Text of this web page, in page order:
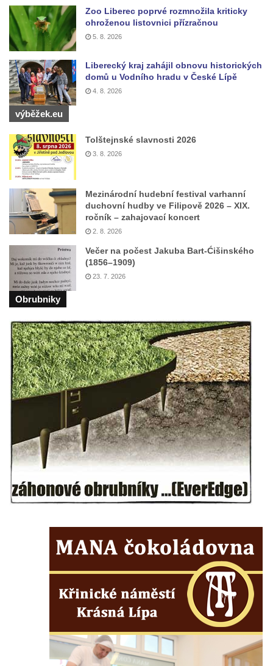
náměstí v Kněževsi
Socha svatého Františka Xaverského u
kostela svatého Jakuba Většího v Kněževsi
Socha sedící dívky u jezírka ve
Dvořákových sadech v Karlových Varech
Socha Krista bičovaného u domu čp. 416 v
ulici Dr. Edvarda Beneše ve Šluknově
Sousoší Rozhovor v Zámecké ulici v
Teplicích nad Metují
Bývalá socha na křižovatce ulic Ještědská a
Socha svatého Jana Nepomuckého v
Ještědské ulici v Rychnově u Jablonce nad
Nisou
Socha svatého Jana Nepomuckého na
křižovatce ulice Kokonínská v Pulečném
Historický milník naproti domu čp. 37 v
Krásné u Pěnčína
Socha svatého Josefa s Ježíškem u kostela
svatého Josefa v Krásné u Pěnčína
Socha svatého Jana Nepomuckého u
kostela svatého Martina v Kozlech
Kamenný pomník neznámého účelu u
Základní a Mateřské školy v Teplicích nad
Kamenná plastika před hotelem Orlík v
Teplicích nad Metují
Dolní zámek Teplice nad Metují
Aloise Jiráska v Teplicích nad Metují
Socha Pijící žena v ulici Aloise Jiráska v
Keramický reliéf na fasádě nákupního
střediska v Zámecké ulici v Teplicích nad
Zoo Liberec poprvé rozmnožila kriticky
ohroženou listovnici přízračnou
5. 8. 2026
Liberecký kraj zahájil obnovu historických
domů u Vodního hradu v České Lípě
4. 8. 2026
výběžek.eu
Tolštejnské slavnosti 2026
3. 8. 2026
Mezinárodní hudební festival varhanní
duchovní hudby ve Filipově 2026 – XIX.
ročník – zahajovací koncert
2. 8. 2026
Večer na počest Jakuba Bart-Ćišinského
(1856–1909)
23. 7. 2026
Obrubniky